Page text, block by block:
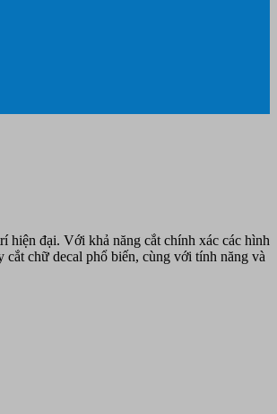
hiện đại. Với khả năng cắt chính xác các hình
cắt chữ decal phổ biến, cùng với tính năng và